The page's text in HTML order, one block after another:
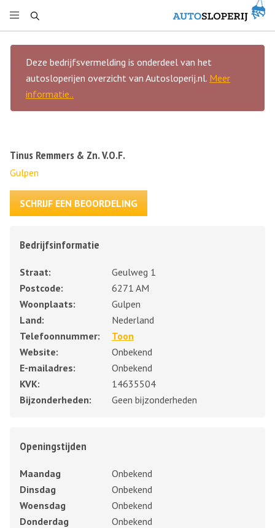
Deze bedrijfsvermelding is onderdeel van het
autosloperijen overzicht van Autosloperij.nl. Meer
informatie..
Tinus Remmers & Zn. V.O.F.
Gulpen
SCHRIJF EEN BEOORDELING
Bedrijfsinformatie
Straat:
Geulweg 1
Postcode:
6271 AM
Woonplaats:
Gulpen
Land:
Nederland
Telefoonnummer:
Toon
Website:
Onbekend
E-mailadres:
Onbekend
KVK:
14635504
Bijzonderheden:
Geen bijzonderheden
Openingstijden
Maandag
Onbekend
Dinsdag
Onbekend
Woensdag
Onbekend
Donderdag
Onbekend